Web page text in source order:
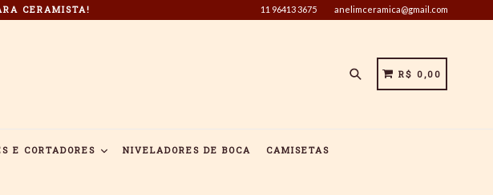
CERAMISTA! 11 96413 3675 anelimceramica@gmail.com
PesquisarCARRINHO
CARRINHO
R$ 0,00
E CORTADORES NIVELADORES DE BOCA CAMISETAS